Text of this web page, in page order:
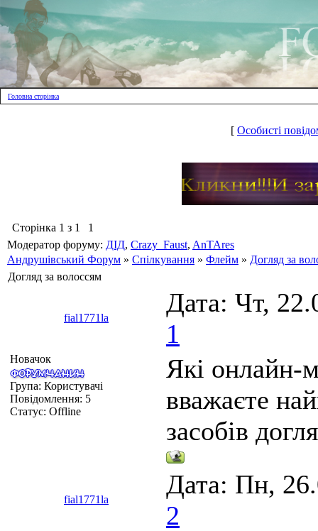
Головна сторінка
[ Особисті
Сторінка 1 з 1
1
Модератор форуму: ДІД, Crazy_Faust, AnTAres
Андрушівський Форум » Спілкування » Флейм » Догляд за
Догляд за волоссям
fial1771la
Дата: Чт,
1
Новачок
Група: Користувачі
Повідомлення: 5
Статус: Offline
Які онлайн-
вважаєте
засобів
fial1771la
Дата: Пн,
2